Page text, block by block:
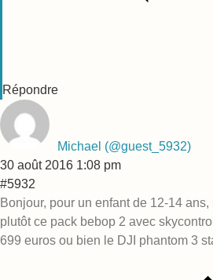
Répondre
Michael (@guest_5932)
30 août 2016 1:08 pm
#5932
Bonjour, pour un enfant de 12-14
plutôt ce pack bebop 2 avec
699 euros ou bien le DJI phantom 3